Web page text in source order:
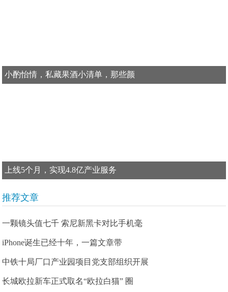
小酌怡情，私藏果酒小清单，那些颜
上线5个月，实现4.8亿产业服务
推荐文章
一颗镜头值七千 索尼新黑卡对比手机毫
iPhone诞生已经十年，一篇文章带
中铁十局厂口产业园项目党支部组织开展
长城欧拉新车正式取名“欧拉白猫” 圈